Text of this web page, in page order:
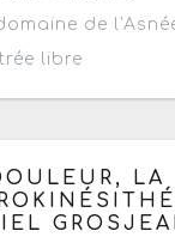
de
libre
18 novembre
LA